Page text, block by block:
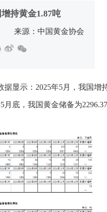
持黄金1.87吨
来源：中国黄金协会
据显示：2025年5月，我国增
月底，我国黄金储备为2296.37